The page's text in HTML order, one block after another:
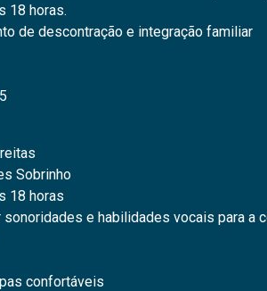
18 horas.
de descontração e integração familiar
Sobrinho
18 horas
e habilidades vocais para a
confortáveis